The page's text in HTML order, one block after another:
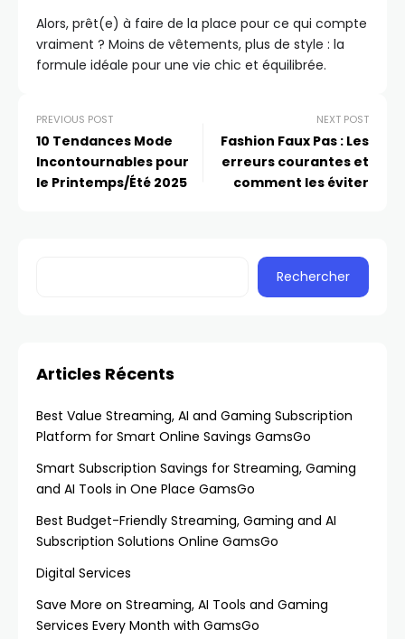
Alors, prêt(e) à faire de la place pour ce qui compte
vraiment ? Moins de vêtements, plus de style : la
formule idéale pour une vie chic et équilibrée.
PREVIOUS POST
10 Tendances Mode
Incontournables pour
le Printemps/Été 2025
NEXT POST
Fashion Faux Pas : Les
erreurs courantes et
comment les éviter
Rechercher
Articles Récents
Best Value Streaming, AI and Gaming Subscription
Platform for Smart Online Savings GamsGo
Smart Subscription Savings for Streaming, Gaming
and AI Tools in One Place GamsGo
Best Budget-Friendly Streaming, Gaming and AI
Subscription Solutions Online GamsGo
Digital Services
Save More on Streaming, AI Tools and Gaming
Services Every Month with GamsGo